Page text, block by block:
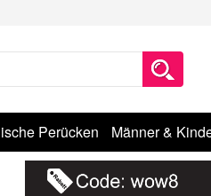
Perücken Männer &